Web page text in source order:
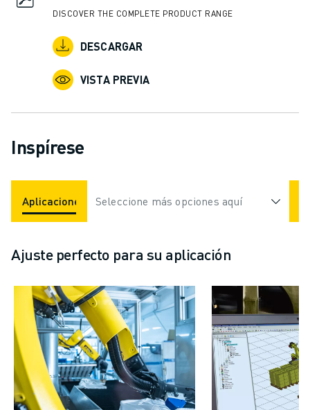
DISCOVER THE COMPLETE PRODUCT RANGE
DESCARGAR
VISTA PREVIA
Inspírese
Aplicaciones Industrias
Seleccione más opciones aquí
Ajuste perfecto para su aplicación